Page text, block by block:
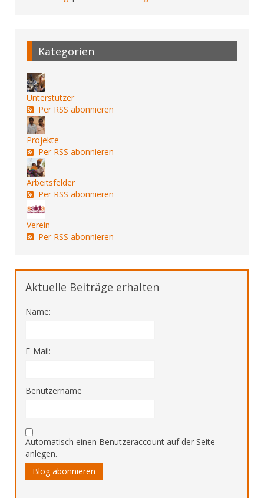
Kategorien
Unterstützer
Per RSS abonnieren
Projekte
Per RSS abonnieren
Arbeitsfelder
Per RSS abonnieren
Verein
Per RSS abonnieren
Aktuelle Beiträge erhalten
Name:
E-Mail:
Benutzername
Automatisch einen Benutzeraccount auf der Seite
anlegen.
Blog abonnieren